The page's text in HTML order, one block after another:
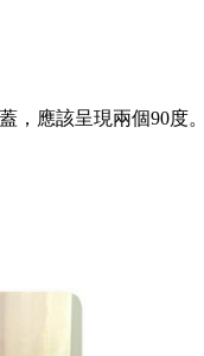
，應該呈現兩個90度。